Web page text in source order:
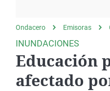
Ondacero Emisoras
INUNDACIONES
Educación
afectado